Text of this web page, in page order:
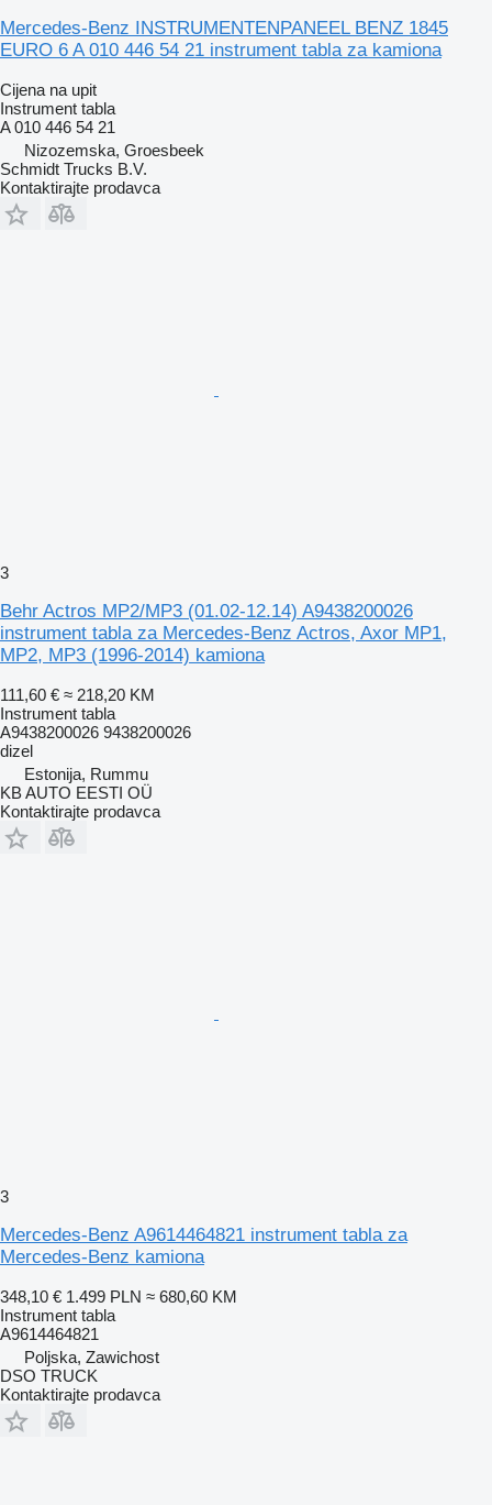
Mercedes-Benz INSTRUMENTENPANEEL BENZ 1845
EURO 6 A 010 446 54 21 instrument tabla za kamiona
Cijena na upit
Instrument tabla
A 010 446 54 21
Nizozemska, Groesbeek
Schmidt Trucks B.V.
Kontaktirajte prodavca
3
Behr Actros MP2/MP3 (01.02-12.14) A9438200026
instrument tabla za Mercedes-Benz Actros, Axor MP1,
MP2, MP3 (1996-2014) kamiona
111,60 € ≈ 218,20 KM
Instrument tabla
A9438200026 9438200026
dizel
Estonija, Rummu
KB AUTO EESTI OÜ
Kontaktirajte prodavca
3
Mercedes-Benz A9614464821 instrument tabla za
Mercedes-Benz kamiona
348,10 € 1.499 PLN ≈ 680,60 KM
Instrument tabla
A9614464821
Poljska, Zawichost
DSO TRUCK
Kontaktirajte prodavca